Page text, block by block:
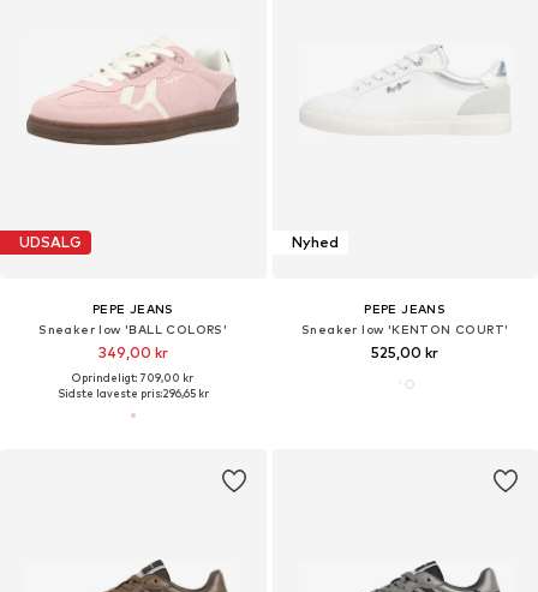
UDSALG
PEPE JEANS
Sneaker low 'BALL COLORS'
349,00 kr
Oprindeligt: 709,00 kr
Sidste laveste pris:296,65 kr
Nyhed
PEPE JEANS
Sneaker low 'KENTON COURT'
525,00 kr